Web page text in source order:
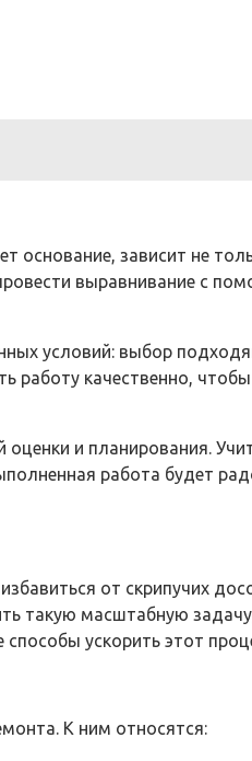
основание, зависит не
выравнивание с
условий: выбор
работу качественно,
и планирования.
работа будет
от скрипучих
такую масштабную
ускорить этот
К ним относятся: